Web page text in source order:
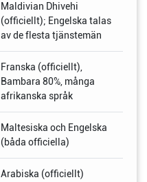
Maldivian Dhivehi
(officiellt); Engelska talas
av de flesta tjänstemän
Franska (officiellt),
Bambara 80%, många
afrikanska språk
Maltesiska och Engelska
(båda officiella)
Arabiska (officiellt)